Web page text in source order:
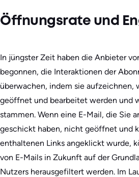
Öffnungsrate und
In jüngster Zeit haben die Anbieter
begonnen, die Interaktionen der
überwachen, indem sie aufzeichnen,
geöffnet und bearbeitet werden und
stammen. Wenn eine E-Mail, die Sie
geschickt haben, nicht geöffnet und
enthaltenen Links angeklickt wurde,
von E-Mails in Zukunft auf der
Nutzers herausgefiltert werden. Im